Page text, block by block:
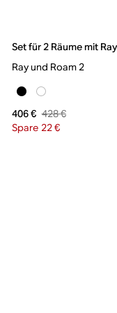
Set für 2 Räume mit Ray
Ray und Roam 2
406 € 428 €
Spare 22 €